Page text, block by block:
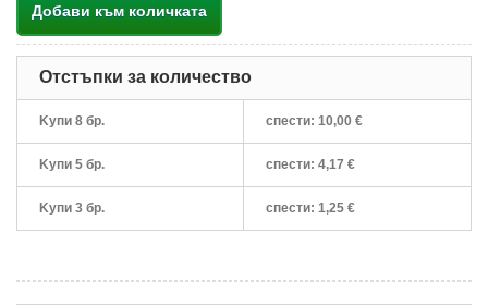
Добави към количката
Отстъпки за количество
Kупи 8 бр. спести: 10,00 €
Kупи 5 бр. спести: 4,17 €
Kупи 3 бр. спести: 1,25 €